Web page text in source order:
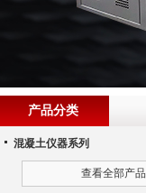
产品分类
混凝土仪器系列
查看全部产品